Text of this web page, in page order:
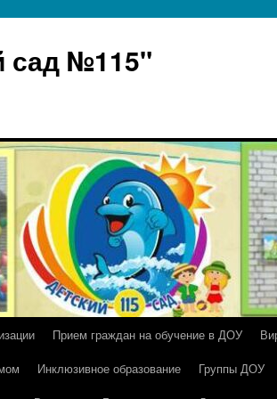
сад №115"
Прием граждан на обучение в ДОУ
Инклюзивное образование Группы ДОУ